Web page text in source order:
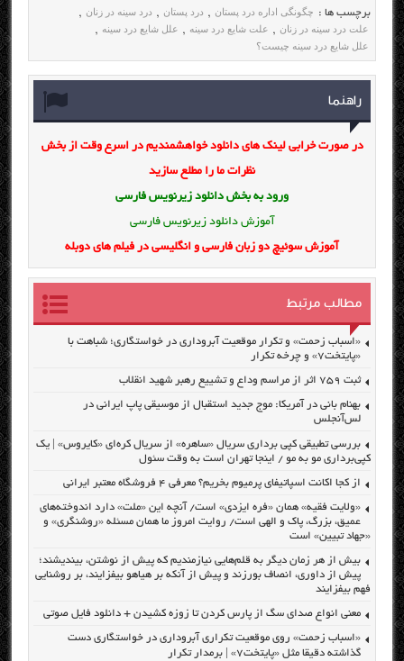
برچسب ها : چگونگی اداره درد پستان , درد پستان , درد سینه در زنان ,
علت درد سینه در زنان , علت شایع درد سینه , علل شایع درد سینه ,
علل شایع درد سینه چیست؟
راهنما
در صورت خرابی لینک های دانلود خواهشمندیم در اسرع وقت از بخش
نظرات ما را مطلع سازید
ورود به بخش دانلود زیرنویس فارسی
آموزش دانلود زیرنویس فارسی
آموزش سوئیچ دو زبان فارسی و انگلیسی در فیلم های دوبله
مطالب مرتبط
«اسباب زحمت» و تکرار موقعیت آبروداری در خواستگاری؛ شباهت با
«پایتخت۷» و چرخه تکرار
ثبت ۷۵۹ اثر از مراسم وداع و تشییع رهبر شهید انقلاب
بهنام بانی در آمریکا: موج جدید استقبال از موسیقی پاپ ایرانی در
لس‌آنجلس
بررسی تطبیقی کپی برداری سریال «ساهره» از سریال کره‌ای «کایروس» | یک
کپی‌برداری مو به مو / اینجا تهران است به وقت سئول
از کجا اکانت اسپاتیفای پرمیوم بخریم؟ معرفی ۴ فروشگاه معتبر ایرانی
«ولایت فقیه» همان «فره ایزدی» است/ آنچه این «ملت» دارد اندوخته‌های
عمیق، بزرگ، پاک و الهی است/ روایت امروز ما همان مسئله «روشنگری» و
«جهاد تبیین» است
بیش از هر زمان دیگر به قلم‌هایی نیازمندیم که پیش از نوشتن، بیندیشند؛
پیش از داوری، انصاف بورزند و پیش از آنکه بر هیاهو بیفزایند، بر روشنایی
فهم بیفزایند
معنی انواع صدای سگ از پارس کردن تا زوزه کشیدن + دانلود فایل صوتی
«اسباب زحمت» روی موقعیت تکراری آبروداری در خواستگاری دست
گذاشته دقیقا مثل «پایتخت۷» | برمدار تکرار